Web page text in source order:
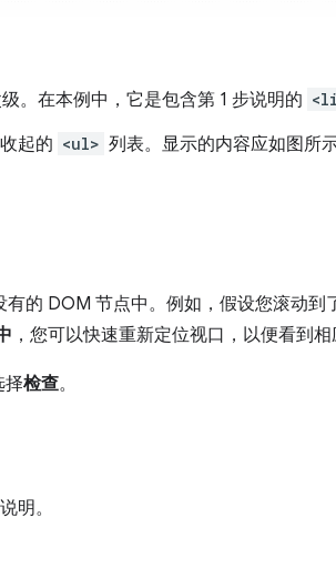
。在本例中，它是包含第 1 步说明的
起的 <ul> 列表。显示的内容应如图所示
的 DOM 节点中。例如，假设您滚动到
，您可以快速重新定位视口，以便看到相
择检查。
明。